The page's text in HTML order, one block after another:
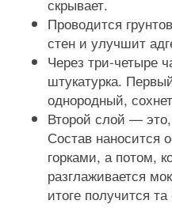
скрывает.
Проводится
стен и улучшит
Через три-четыре
штукатурка.
однородный,
Второй слой —
Состав наносится
горками, а потом,
разглаживается
итоге получится